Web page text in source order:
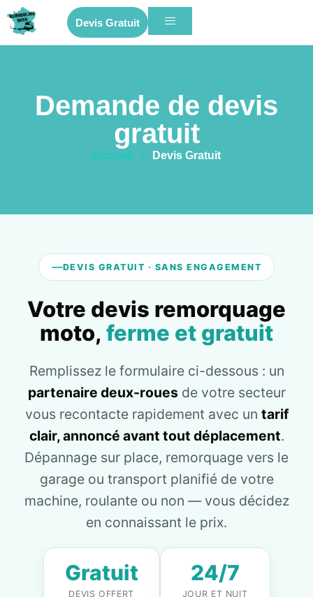
Devis Gratuit
Demande de devis
gratuit
Accueil » Devis Gratuit
DEVIS GRATUIT · SANS ENGAGEMENT
Votre devis remorquage
moto, ferme et gratuit
Remplissez le formulaire ci-dessous : un
partenaire deux-rouesde votre secteur
vous recontacte rapidement avec un tarif
clair, annoncé avant tout déplacement.
Dépannage sur place, remorquage vers le
garage ou transport planifié de votre
machine, roulante ou non — vous décidez
en connaissant le prix.
Gratuit
DEVIS OFFERT
24/7
JOUR ET NUIT